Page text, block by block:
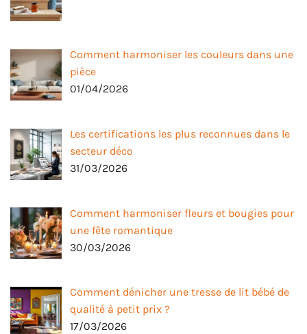
Comment harmoniser les couleurs dans une
pièce
01/04/2026
Les certifications les plus reconnues dans le
secteur déco
31/03/2026
Comment harmoniser fleurs et bougies pour
une fête romantique
30/03/2026
Comment dénicher une tresse de lit bébé de
qualité à petit prix ?
17/03/2026